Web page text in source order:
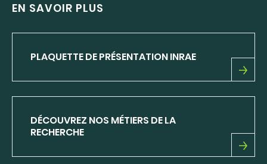
EN SAVOIR PLUS
PLAQUETTE DE PRÉSENTATION INRAE
PLAQUETTE
INRAE
DÉCOUVREZ NOS MÉTIERS DE LA
RECHERCHE
DÉCOUVREZ